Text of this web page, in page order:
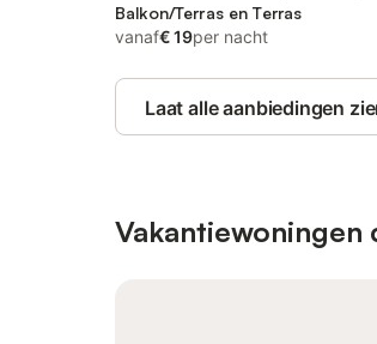
Balkon/Terras en Terras
vanaf€ 19per nacht
Laat alle aanbiedingen